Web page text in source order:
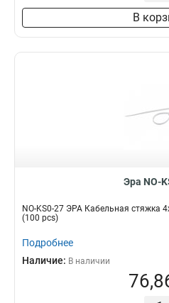
В
Эра NO-
NO-KS0-27 ЭРА Кабельная стяжка
(100 pcs)
Подробнее
Наличие: В наличии